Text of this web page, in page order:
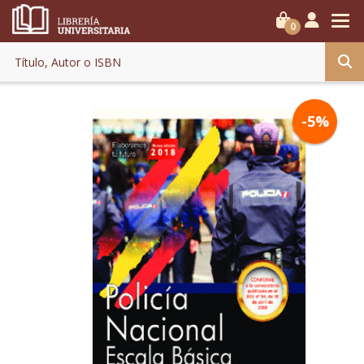
0
-5%